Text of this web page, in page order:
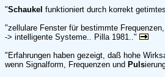
"Schaukel funktioniert durch korrekt
"zellulare Fenster für bestimmte Frequenzen,
-> intelligente Systeme.. Pilla 1981.."
"Erfahrungen haben gezeigt, daß hohe
wenn Signalform, Frequenzen und Puls